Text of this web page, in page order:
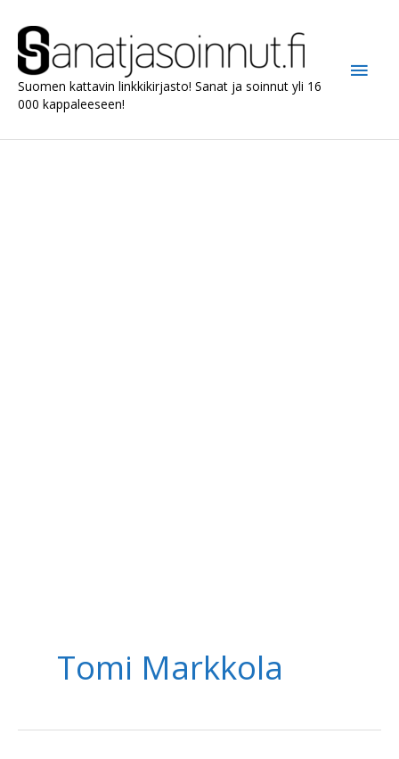
sisältöön
Suomen kattavin linkkikirjasto! Sanat ja soinnut yli 16
000 kappaleeseen!
Tomi Markkola